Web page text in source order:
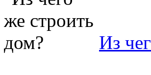
Из